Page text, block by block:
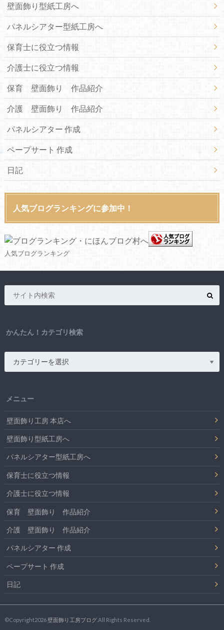
壁面飾り型紙工房へ
パネルシアター型紙工房へ
保育士に役立つ情報
介護士に役立つ情報
保育 壁面飾り 作品紹介
介護 壁面飾り 作品紹介
パネルシアター 作成
ペープサート 作成
日記
人気ブログランキングに参加中！
人気ブログランキング
かんたん！カテゴリ検索
メニュー
壁面飾り工房 本店へ
壁面飾り型紙工房へ
パネルシアター型紙工房へ
保育士に役立つ情報
介護士に役立つ情報
保育 壁面飾り 作品紹介
介護 壁面飾り 作品紹介
パネルシアター 作成
ペープサート 作成
日記
©Copyright2026壁面飾り工房ブログ.All Rights Reserved.